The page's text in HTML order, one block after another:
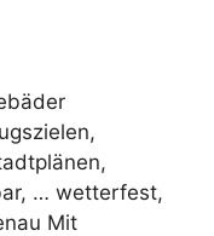
… wetterfest,
Mit